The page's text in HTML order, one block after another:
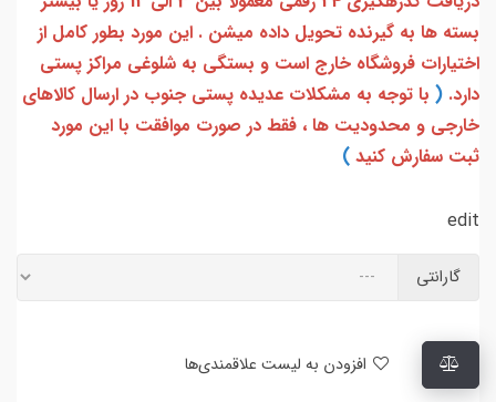
بسته ها به گیرنده تحویل داده میشن . این مورد بطور کامل از
اختیارات فروشگاه خارج است و بستگی به شلوغی مراکز پستی
دارد. ( با توجه به مشکلات عدیده پستی جنوب در ارسال کالاهای
خارجی و محدودیت ها ، فقط در صورت موافقت با این مورد
ثبت سفارش کنید )
edit
گارانتی